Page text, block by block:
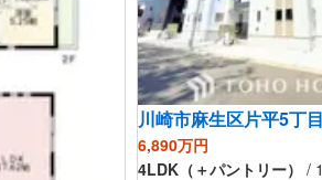
川崎市麻生区片平5丁
6,890万円
4LDK（＋パントリー） /